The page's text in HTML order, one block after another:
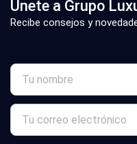
Únete a Grupo
Recibe consejos y